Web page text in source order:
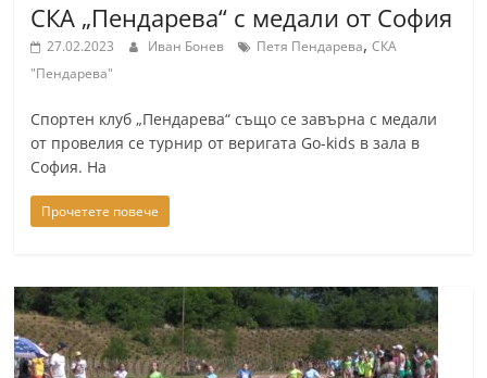
СКА „Пендарева“ с медали от София
27.02.2023 Иван Бонев Петя Пендарева,СКА
"Пендарева"
Спортен клуб „Пендарева“ също се завърна с медали
от провелия се турнир от веригата Go-kids в зала в
София. На
Прочетете повече